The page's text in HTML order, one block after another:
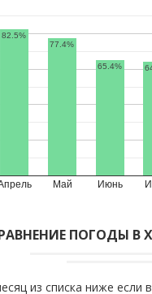
Май Июнь
82.5%
77.4%
65.4%
ПОГОДЫ В
из списка ниже